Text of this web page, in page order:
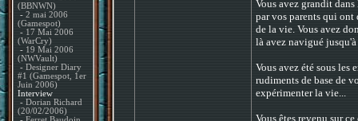
(BBNWN)
- 2 mai 2006
(Gamespot)
- 17 Mai 2006
(WarCry)
- 19 Mai 2006
(NWVault)
- Designer Diary
#1 (Gamespot, 1er
Juin 2006)
Interview
- Dorian Richard
(20/02/2006)
Vous avez grandit
par vos parents qui ont
de la vie. Vous avez
là avez navigué
Vous avez été sous les
rudiments de base de
expérimenter la vie...
Vous êtes revenu sur